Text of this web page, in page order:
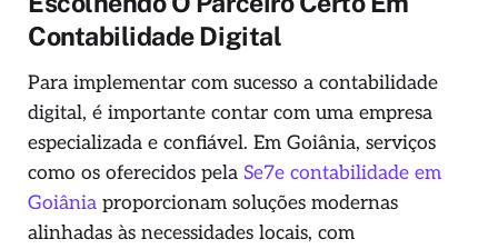
Contabilidade Digital
Para implementar com sucesso a contabilidade
digital, é importante contar com uma empresa
especializada e confiável. Em Goiânia, serviços
como os oferecidos pela Se7e contabilidade em
Goiânia proporcionam soluções modernas
alinhadas às necessidades locais, com